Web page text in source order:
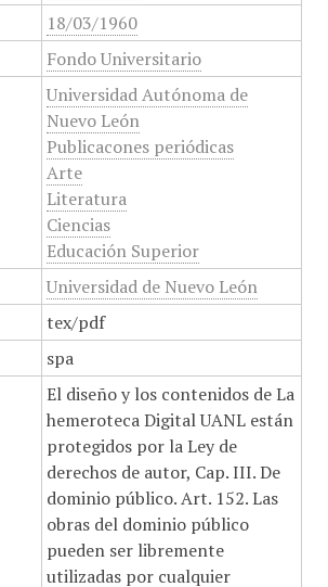
18/03/1960
Fondo Universitario
Universidad Autónoma de
Nuevo León
Publicacones periódicas
Arte
Literatura
Ciencias
Educación Superior
Universidad de Nuevo León
tex/pdf
spa
El diseño y los contenidos de La
hemeroteca Digital UANL están
protegidos por la Ley de
derechos de autor, Cap. III. De
dominio público. Art. 152. Las
obras del dominio público
pueden ser libremente
utilizadas por cualquier